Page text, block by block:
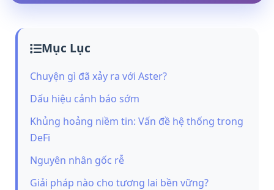
Mục Lục
Chuyện gì đã xảy ra với Aster?
Dấu hiệu cảnh báo sớm
Khủng hoảng niềm tin: Vấn đề hệ thống trong
DeFi
Nguyên nhân gốc rễ
Giải pháp nào cho tương lai bền vững?